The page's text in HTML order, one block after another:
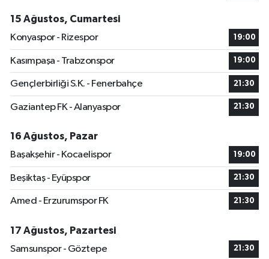
15 Ağustos, Cumartesi
Konyaspor - Rizespor
19:00
Kasımpaşa - Trabzonspor 19:00
Gençlerbirliği S.K. - Fenerbahçe 21:30
Gaziantep FK - Alanyaspor 21:30
16 Ağustos, Pazar
Başakşehir - Kocaelispor
19:00
Beşiktaş - Eyüpspor 21:30
Amed - Erzurumspor FK 21:30
17 Ağustos, Pazartesi
Samsunspor - Göztepe
21:30